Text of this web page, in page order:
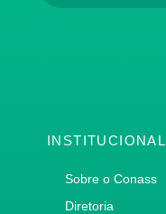
INSTITUCIONAL
Sobre o Conass
Diretoria